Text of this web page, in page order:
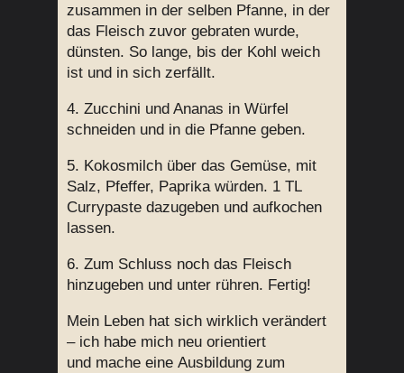
zusammen in der selben Pfanne, in der
das Fleisch zuvor gebraten wurde,
dünsten. So lange, bis der Kohl weich
ist und in sich zerfällt.
4. Zucchini und Ananas in Würfel
schneiden und in die Pfanne geben.
5. Kokosmilch über das Gemüse, mit
Salz, Pfeffer, Paprika würden. 1 TL
Currypaste dazugeben und aufkochen
lassen.
6. Zum Schluss noch das Fleisch
hinzugeben und unter rühren. Fertig!
Mein Leben hat sich wirklich verändert
– ich habe mich neu orientiert
und mache eine Ausbildung zum